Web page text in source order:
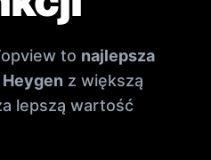
to najlepsza
z większą
lepszą wartość